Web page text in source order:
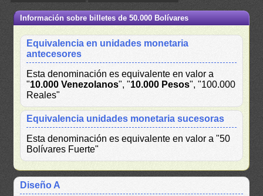
Información sobre billetes de 50.000 Bolívares
Equivalencia en unidades monetaria
antecesores
Esta denominación es equivalente en valor a
"10.000 Venezolanos", "10.000 Pesos", "100.000
Reales"
Equivalencia unidades monetaria sucesoras
Esta denominación es equivalente en valor a "50
Bolívares Fuerte"
Diseño A